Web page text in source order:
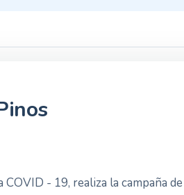
- 19, realiza la campaña de